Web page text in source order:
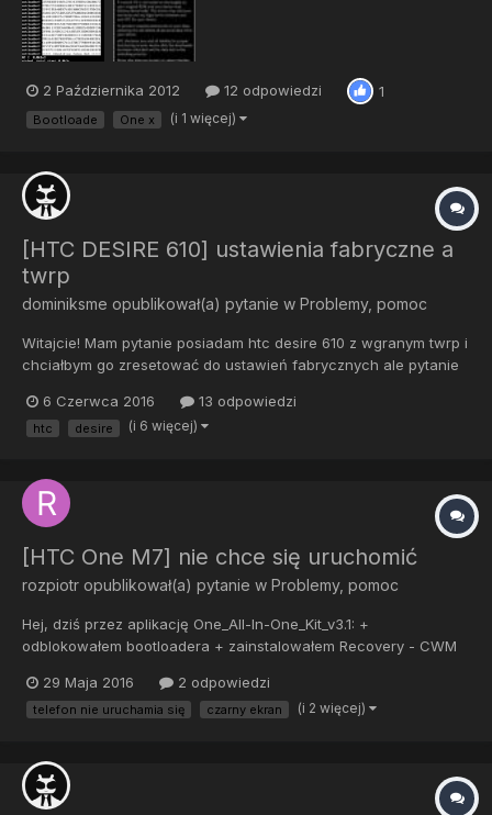
htcdev.com bardzo łatwym procesem, ale może znajdą się oso...
2 Października 2012 12 odpowiedzi 1
Bootloade One x (i 1 więcej)
[HTC DESIRE 610] ustawienia fabryczne a
twrp
dominiksme opublikował(a) pytanie w Problemy, pomoc
Witajcie! Mam pytanie posiadam htc desire 610 z wgranym twrp i
chciałbym go zresetować do ustawień fabrycznych ale pytanie
telefonie kliknąć ustawienia fabryczne czy muszę przez twrp ?
PS:Wersja twrp to chyba 3.0.2.0 lub 3.0...
6 Czerwca 2016 13 odpowiedzi
htc desire (i 6 więcej)
[HTC One M7] nie chce się uruchomić
rozpiotr opublikował(a) pytanie w Problemy, pomoc
Hej, dziś przez aplikację One_All-In-One_Kit_v3.1: +
odblokowałem bootloadera + zainstalowałem Recovery - CWM
zainstalowałem SuperSU.zip poprzez recovery - install zip from
sdcard i... Po restarcie telefonu (najpierw zap...
29 Maja 2016 2 odpowiedzi
telefon nie uruchamia się czarny ekran (i 2 więcej)